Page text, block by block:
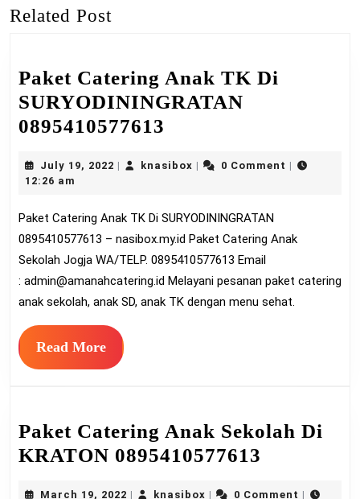
Related Post
Paket Catering Anak TK Di
SURYODININGRATAN
0895410577613
Anak
Di
0895410577613
July 19, 2022 July
knasiboxknasibox0 Comment
12:26 am
Paket Catering Anak TK Di SURYODININGRATAN
0895410577613 – nasibox.my.id Paket Catering Anak
Sekolah Jogja WA/TELP. 0895410577613 Email
: admin@amanahcatering.id Melayani pesanan paket catering
anak sekolah, anak SD, anak TK dengan menu sehat.
Read MoreRead
More
Paket Catering Anak Sekolah Di
KRATON 0895410577613
March 19, 2022 Marchknasiboxknasibox0 Comment